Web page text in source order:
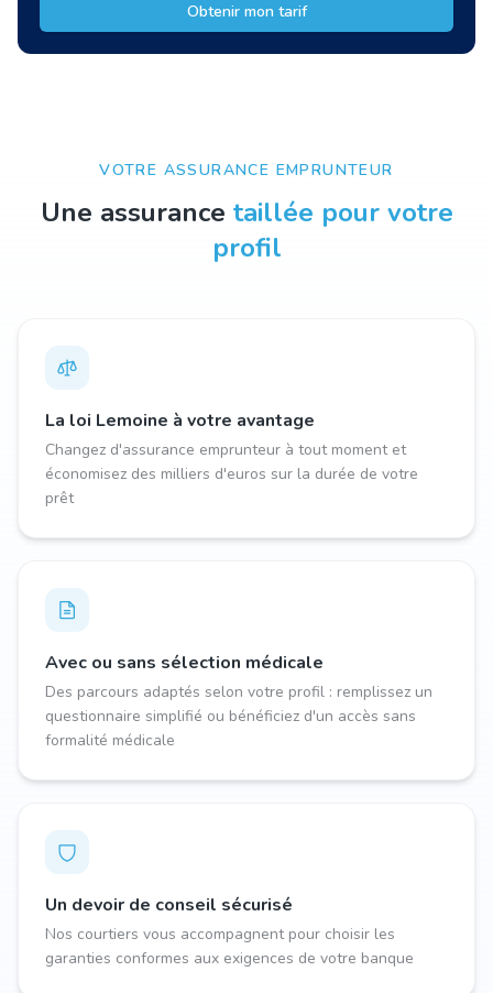
Obtenir mon tarif
VOTRE ASSURANCE EMPRUNTEUR
Une assurance taillée pour votre
profil
La loi Lemoine à votre avantage
Changez d'assurance emprunteur à tout moment et
économisez des milliers d'euros sur la durée de votre
prêt
Avec ou sans sélection médicale
Des parcours adaptés selon votre profil : remplissez un
questionnaire simplifié ou bénéficiez d'un accès sans
formalité médicale
Un devoir de conseil sécurisé
Nos courtiers vous accompagnent pour choisir les
garanties conformes aux exigences de votre banque